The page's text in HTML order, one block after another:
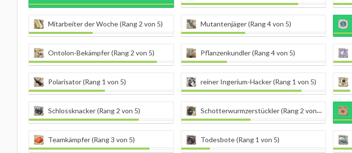
Mitarbeiter der Woche (Rang 2 von 5) Mutantenjäger (Rang 4 von 5)
Ontolon-Bekämpfer (Rang 2 von 5) Pflanzenkundler (Rang 4 von 5)
Polarisator (Rang 1 von 5) reiner Ingerium-Hacker (Rang 1 von 5)
Schlossknacker (Rang 2 von 5) Schotterwurmzerstückler (Rang 2 von 7)
Teamkämpfer (Rang 3 von 5) Todesbote (Rang 1 von 5)